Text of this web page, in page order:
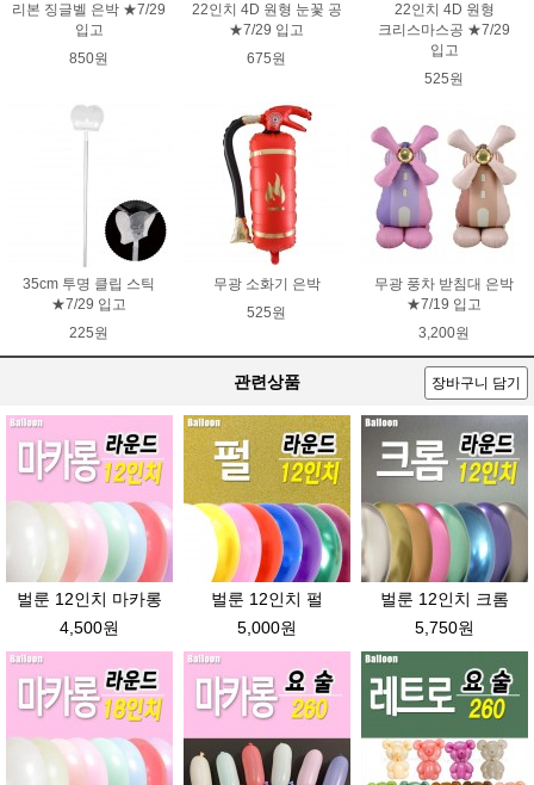
리본 징글벨 은박 ★7/29
입고
850원
22인치 4D 원형 눈꽃 공
★7/29 입고
675원
22인치 4D 원형
크리스마스공 ★7/29
입고
525원
35cm 투명 클립 스틱
★7/29 입고
225원
무광 소화기 은박
525원
무광 풍차 받침대 은박
★7/19 입고
3,200원
관련상품 장바구니 담기
벌룬 12인치 마카롱
4,500원
벌룬 12인치 펄
5,000원
벌룬 12인치 크롬
5,750원